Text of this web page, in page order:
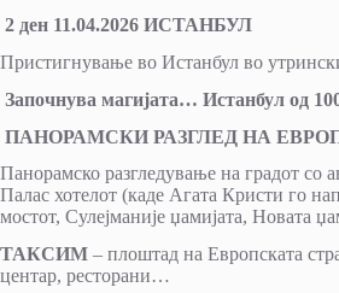
2 ден 11.04.2026 ИСТАНБУЛ
Пристигнување во Истанбул во
Започнува магијата… Истанбул од
ПАНОРАМСКИ РАЗГЛЕД НА
Панорамско разгледување на градот со
Палас хотелот (каде Агата Кристи го
мостот, Сулејманије џамијата, Новата
ТАКСИМ – плоштад на Европската
центар, ресторани…